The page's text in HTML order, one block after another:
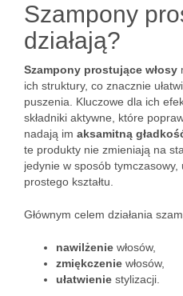
Szampony
działają?
Szampony prostujące włosy
ich struktury, co znacznie
puszenia. Kluczowe dla ich
składniki aktywne, które
nadają im aksamitną
te produkty nie zmieniają na
jedynie w sposób
prostego kształtu.
Głównym celem działania
nawilżenie włosów,
zmiękczenie włosów,
ułatwienie stylizacji.